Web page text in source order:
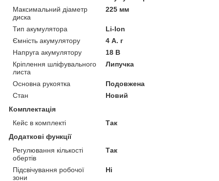
Максимальний діаметр
диска
225 мм
Тип акумулятора
Li-Ion
Ємність акумулятору
4 А. г
Напруга акумулятору
18 В
Кріплення шліфувального
листа
Липучка
Основна рукоятка
Подовжена
Стан
Новий
Комплектація
Кейс в комплекті
Так
Додаткові функції
Регулювання кількості
обертів
Так
Підсвічування робочої
зони
Ні